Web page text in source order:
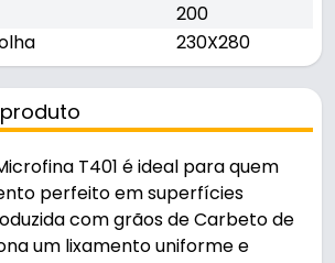
200
230X280
T401 é ideal para quem
perfeito em superfícies
com grãos de Carbeto de
um lixamento uniforme e